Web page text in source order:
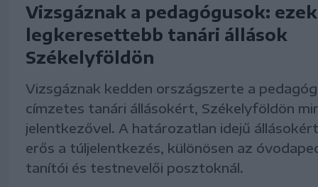
Vizsgáznak a pedagógusok:
legkeresettebb tanári állások
Székelyföldön
Vizsgáznak kedden országszerte a
címzetes tanári állásokért, Székelyföldön
jelentkezővel. A határozatlan idejű
erős a túljelentkezés, különösen az
tanítói és testnevelői posztoknál.